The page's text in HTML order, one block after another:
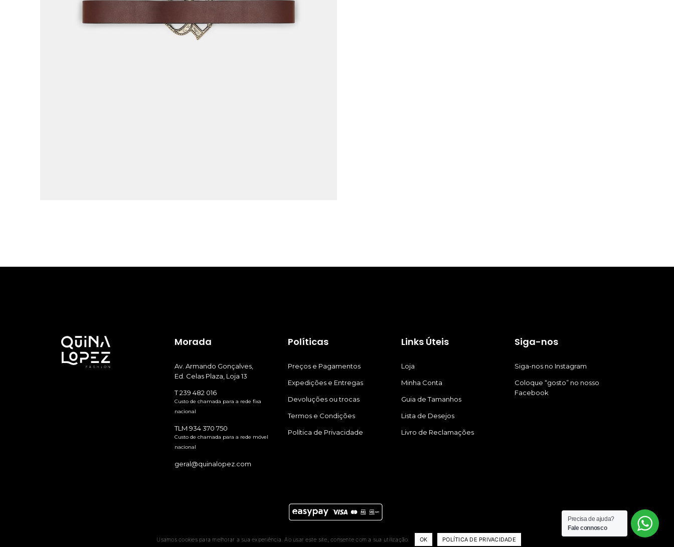
Morada
Av. Armando Gonçalves,
Ed. Celas Plaza, Loja 13
T 239 482 016
Custo de chamada para a rede fixa
nacional
TLM 934 370 750
Custo de chamada para a rede móvel
nacional
geral@quinalopez.com
Políticas
Preços e Pagamentos
Expedições e Entregas
Devoluções ou trocas
Termos e Condições
Política de Privacidade
Links Úteis
Loja
Minha Conta
Guia de Tamanhos
Lista de Desejos
Livro de Reclamações
Siga-nos
Siga-nos no Instagram
Coloque “gosto” no nosso
Facebook
Rui Veríssimo Design
Precisa de ajuda?
Fale connosco
Usamos cookies para melhorar a sua experiência. Ao usar este site, consente com a sua utilização.
OK POLÍTICA DE PRIVACIDADE